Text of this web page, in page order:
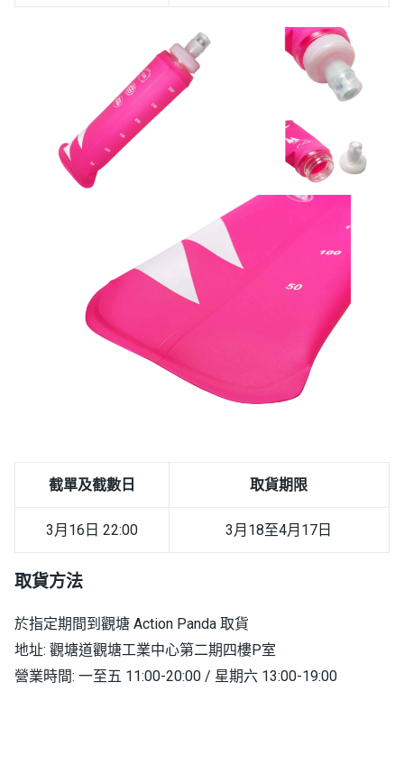
截單及截數日 取貨期限
3月16日 22:00 3月18至4月17日
取貨方法
於指定期間到觀塘 Action Panda 取貨
地址: 觀塘道觀塘工業中心第二期四樓P室
營業時間: 一至五 11:00-20:00 / 星期六 13:00-19:00